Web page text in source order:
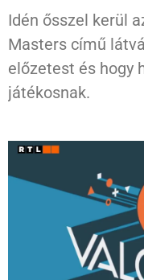
Idén ősszel kerül
Masters című
előzetest és hogy
játékosnak.